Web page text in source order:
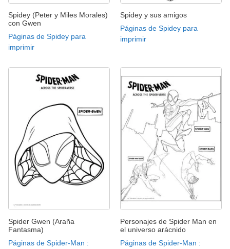
Spidey (Peter y Miles Morales)
con Gwen
Páginas de Spidey para
imprimir
Spidey y sus amigos
Páginas de Spidey para
imprimir
Spider Gwen (Araña
Fantasma)
Páginas de Spider-Man :
Personajes de Spider Man en
el universo arácnido
Páginas de Spider-Man :